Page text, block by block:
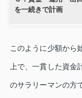
を一続きで計画
このように少額から
上で、一貫した資
のサラリーマンの方